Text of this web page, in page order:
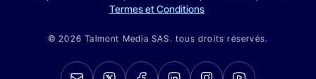
Termes et Conditions
© 2026 Talmont Media SAS. tous droits réservés.